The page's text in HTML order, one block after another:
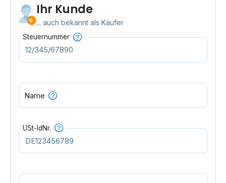
Ihr Kunde
... auch bekannt als Käufer
Steuernummer
Name
USt-IdNr.